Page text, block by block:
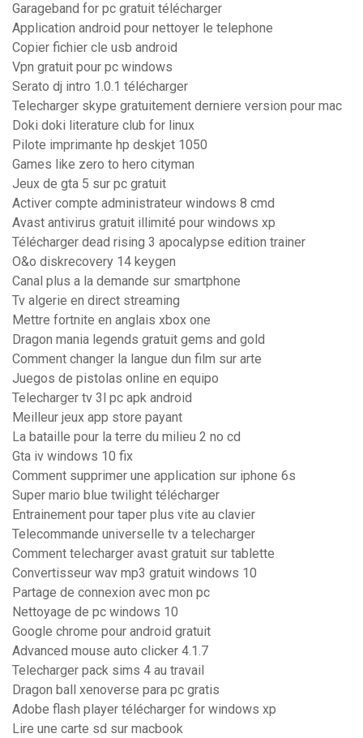
Garageband for pc gratuit télécharger
Application android pour nettoyer le telephone
Copier fichier cle usb android
Vpn gratuit pour pc windows
Serato dj intro 1.0.1 télécharger
Telecharger skype gratuitement derniere version pour mac
Doki doki literature club for linux
Pilote imprimante hp deskjet 1050
Games like zero to hero cityman
Jeux de gta 5 sur pc gratuit
Activer compte administrateur windows 8 cmd
Avast antivirus gratuit illimité pour windows xp
Télécharger dead rising 3 apocalypse edition trainer
O&o diskrecovery 14 keygen
Canal plus a la demande sur smartphone
Tv algerie en direct streaming
Mettre fortnite en anglais xbox one
Dragon mania legends gratuit gems and gold
Comment changer la langue dun film sur arte
Juegos de pistolas online en equipo
Telecharger tv 3l pc apk android
Meilleur jeux app store payant
La bataille pour la terre du milieu 2 no cd
Gta iv windows 10 fix
Comment supprimer une application sur iphone 6s
Super mario blue twilight télécharger
Entrainement pour taper plus vite au clavier
Telecommande universelle tv a telecharger
Comment telecharger avast gratuit sur tablette
Convertisseur wav mp3 gratuit windows 10
Partage de connexion avec mon pc
Nettoyage de pc windows 10
Google chrome pour android gratuit
Advanced mouse auto clicker 4.1.7
Telecharger pack sims 4 au travail
Dragon ball xenoverse para pc gratis
Adobe flash player télécharger for windows xp
Lire une carte sd sur macbook